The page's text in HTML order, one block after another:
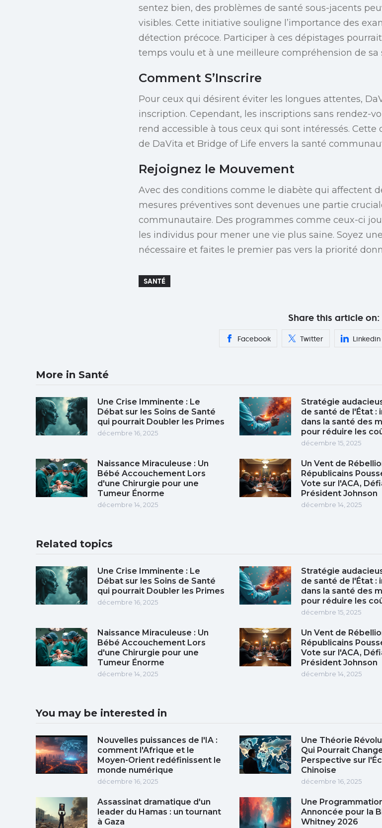
sentez bien, des problèmes de santé sous-jacents
visibles. Cette initiative souligne l’importance des
détection précoce. Participer à ces dépistages
temps voulu et à une meilleure compréhension de sa
Comment S’Inscrire
Pour ceux qui désirent éviter les longues attentes,
inscription. Cependant, les inscriptions sans rendez-
rend accessible à tous ceux qui sont intéressés.
de DaVita et Bridge of Life envers la santé
Rejoignez le Mouvement
Avec des conditions comme le diabète qui affectent
mesures préventives sont devenues une partie
communautaire. Des programmes comme ceux-ci
les individus pour mener une vie plus saine. Soyez
nécessaire et faites le premier pas vers la priorité
SANTÉ
Share this article on:
Facebook Twitter Linkedin
More in Santé
Une Crise Imminente : Le
Débat sur les Soins de Santé
qui pourrait Doubler les Primes
décembre 16, 2025
Stratégie
de santé de l'État :
dans la santé des
pour réduire les
décembre 15, 2025
Naissance Miraculeuse : Un
Bébé Accouchement Lors
d'une Chirurgie pour une
Tumeur Énorme
décembre 14, 2025
Un Vent de
Républicains
Vote sur l'ACA,
Président Johnson
décembre 14, 2025
Related topics
Une Crise Imminente : Le
Débat sur les Soins de Santé
qui pourrait Doubler les Primes
décembre 16, 2025
Stratégie
de santé de l'État :
dans la santé des
pour réduire les
décembre 15, 2025
Naissance Miraculeuse : Un
Bébé Accouchement Lors
d'une Chirurgie pour une
Tumeur Énorme
décembre 14, 2025
Un Vent de
Républicains
Vote sur l'ACA,
Président Johnson
décembre 14, 2025
You may be interested in
Nouvelles puissances de l'IA :
comment l'Afrique et le
Moyen-Orient redéfinissent le
monde numérique
décembre 16, 2025
Une Théorie
Qui Pourrait
Perspective sur
Chinoise
décembre 16, 2025
Assassinat dramatique d'un
leader du Hamas : un tournant
à Gaza
Une
Annoncée pour la
Whitney 2026